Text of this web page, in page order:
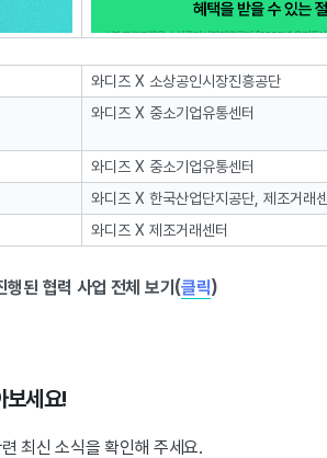
와디즈 X 소상공인시장진흥공단
와디즈 X 중소기업유통센터
와디즈 X 중소기업유통센터
와디즈 X 한국산업단지공단, 제조거래
와디즈 X 제조거래센터
행된 협력 사업 전체 보기(클릭)
보세요!
최신 소식을 확인해 주세요.